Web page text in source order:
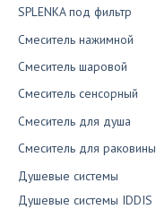
SPLENKA под фильтр
Смеситель нажимной
Смеситель шаровой
Смеситель сенсорный
Смеситель для душа
Смеситель для раковины
Душевые системы
Душевые системы IDDIS